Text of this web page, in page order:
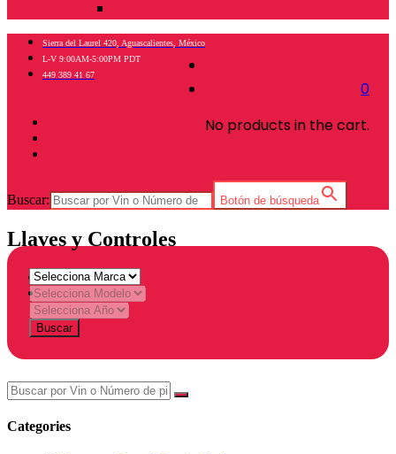
0
No products in the cart.
Sierra del Laurel 420, Aguascalientes, México
L-V 9:00AM-5:00PM PDT
449 389 41 67
Buscar: Botón de búsqueda
Llaves y Controles
Home
Products tagged “Llave Emergencia Kia Proximidad 81996-
S9000”
Buscar
Categories